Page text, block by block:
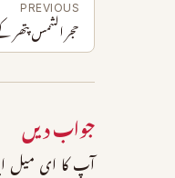
PREVIOUS
حجر الشمس پتھر
جواب دیں
آپ کا ای میل